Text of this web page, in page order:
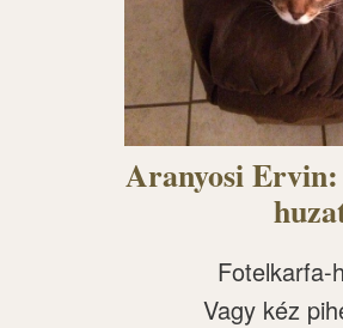
Aranyosi
Fotelkarfa-
Vagy kéz